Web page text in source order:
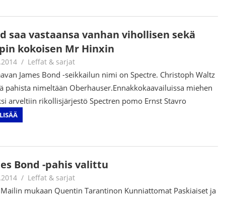
saa vastaansa vanhan vihollisen sekä
kokoisen Mr Hinxin
mestanet
Leffat & sarjat
James Bond -seikkailun nimi on Spectre. Christoph Waltz
pahista nimeltään Oberhauser.Ennakkokaavailuissa miehen
arveltiin rikollisjärjestö Spectren pomo Ernst Stavro
Bond -pahis valittu
mestanet
Leffat & sarjat
mukaan Quentin Tarantinon Kunniattomat Paskiaiset ja